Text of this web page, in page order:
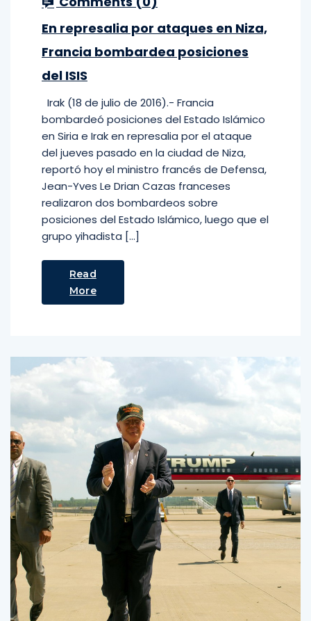
En represalia por ataques en Niza,
Francia bombardea posiciones
del ISIS
Irak (18 de julio de 2016).- Francia
bombardeó posiciones del Estado Islámico
en Siria e Irak en represalia por el ataque
del jueves pasado en la ciudad de Niza,
reportó hoy el ministro francés de Defensa,
Jean-Yves Le Drian Cazas franceses
realizaron dos bombardeos sobre
posiciones del Estado Islámico, luego que el
grupo yihadista […]
Read
More